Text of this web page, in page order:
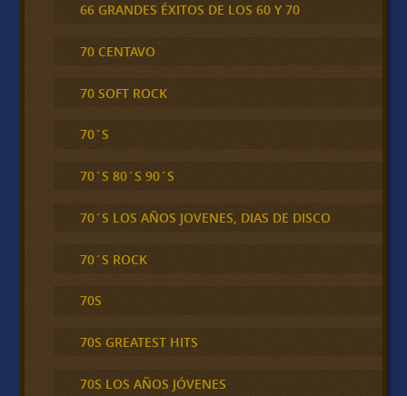
66 GRANDES ÉXITOS DE LOS 60 Y 70
70 CENTAVO
70 SOFT ROCK
70´S
70´S 80´S 90´S
70´S LOS AÑOS JOVENES, DIAS DE DISCO
70´S ROCK
70S
70S GREATEST HITS
70S LOS AÑOS JÓVENES